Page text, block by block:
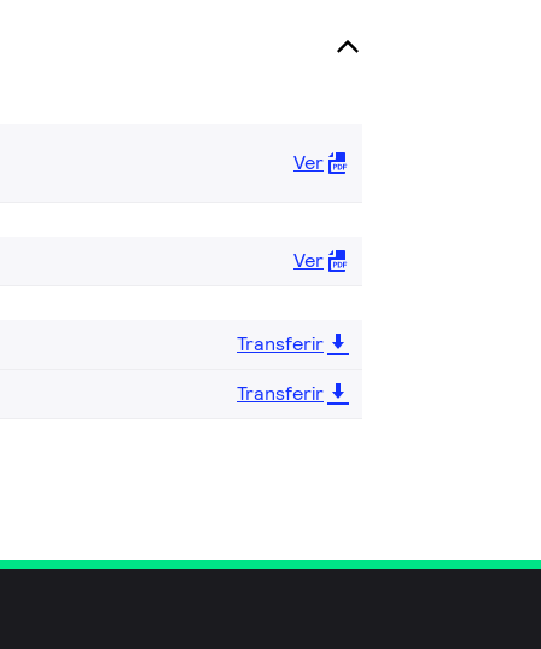
Ver
Ver
Transferir
Transferir